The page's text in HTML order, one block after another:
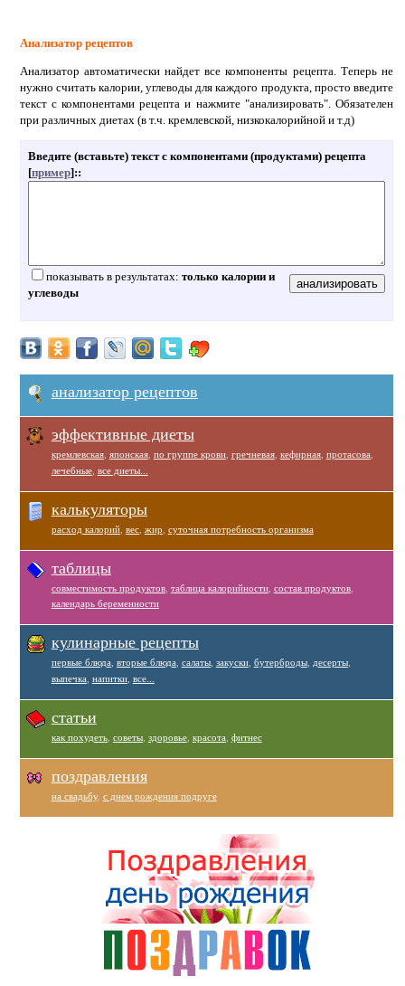
Анализатор рецептов
Анализатор автоматически найдет все компоненты рецепта. Теперь не
нужно считать калории, углеводы для каждого продукта, просто введите
текст с компонентами рецепта и нажмите "анализировать". Обязателен
при различных диетах (в т.ч. кремлевской, низкокалорийной и т.д)
Введите (вставьте) текст с компонентами (продуктами) рецепта
[пример]::
показывать в результатах: только калории и
углеводы
анализатор рецептов
эффективные диеты
кремлевская, японская, по группе крови, гречневая, кефирная, протасова
лечебные, все диеты...
калькуляторы
расход калорий, вес, жир суточная потребность организма
таблицы
совместимость продуктов, таблица калорийности, состав продуктов,
календарь беременности
кулинарные рецепты
первые блюда вторые блюда салаты, закуски, бутерброды, десерты,
выпечка напитки, все...
статьи
как похудеть, советы, здоровье, красота фитнес
поздравления
на свадьбу, с днем рождения подруге